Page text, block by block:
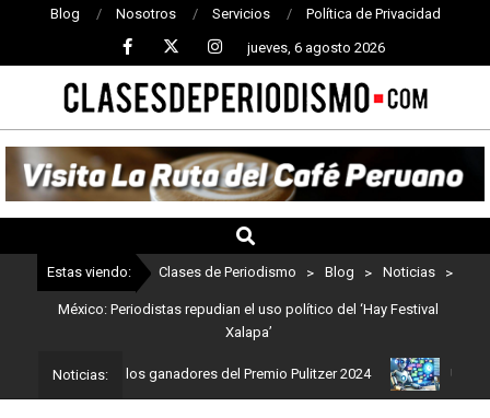
Blog Nosotros Servicios Política de Privacidad
jueves, 6 agosto 2026
CLASES
DE
PERIODISMO
Estas viendo: Clases de Periodismo > Blog > Noticias >
México: Periodistas repudian el uso político del ‘Hay Festival
Xalapa’
Noticias:
Estos son los ganadores del Premio Pulitzer 2024 Usuarios